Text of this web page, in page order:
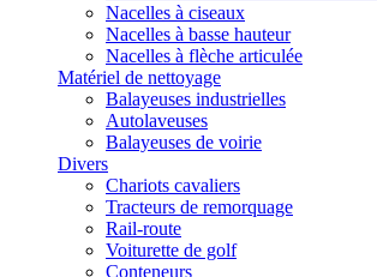
Nacelles à ciseaux
Nacelles à basse hauteur
Nacelles à flèche articulée
Matériel de nettoyage
Balayeuses industrielles
Autolaveuses
Balayeuses de voirie
Divers
Chariots cavaliers
Tracteurs de remorquage
Rail-route
Voiturette de golf
Conteneurs